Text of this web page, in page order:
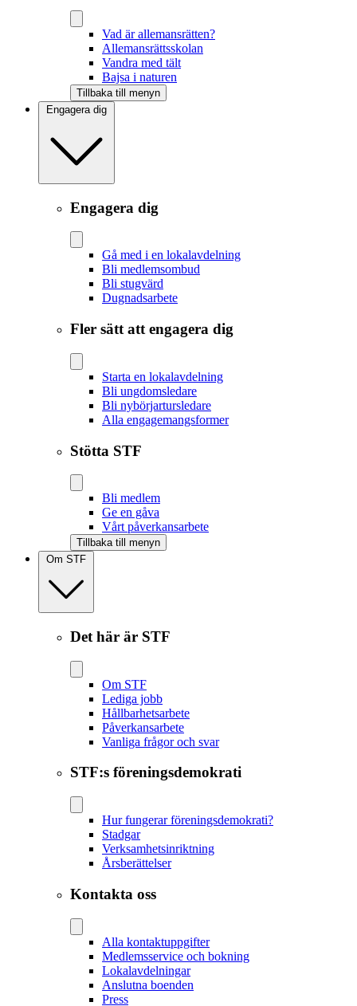
Vad är allemansrätten?
Allemansrättsskolan
Vandra med tält
Bajsa i naturen
Tillbaka till menyn
Engagera dig
Engagera dig
Gå med i en lokalavdelning
Bli medlemsombud
Bli stugvärd
Dugnadsarbete
Fler sätt att engagera dig
Starta en lokalavdelning
Bli ungdomsledare
Bli nybörjartursledare
Alla engagemangsformer
Stötta STF
Bli medlem
Ge en gåva
Vårt påverkansarbete
Tillbaka till menyn
Om STF
Det här är STF
Om STF
Lediga jobb
Hållbarhetsarbete
Påverkansarbete
Vanliga frågor och svar
STF:s föreningsdemokrati
Hur fungerar föreningsdemokrati?
Stadgar
Verksamhetsinriktning
Årsberättelser
Kontakta oss
Alla kontaktuppgifter
Medlemsservice och bokning
Lokalavdelningar
Anslutna boenden
Press